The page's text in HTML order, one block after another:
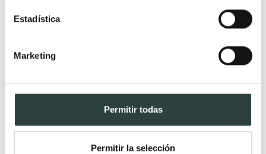
Estadística
Marketing
Permitir todas
Permitir la selección